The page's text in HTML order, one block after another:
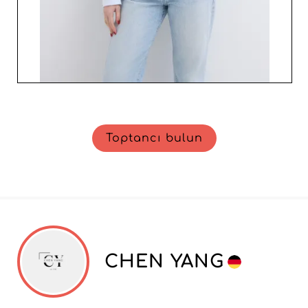
Toptancı bulun
CHEN YANG